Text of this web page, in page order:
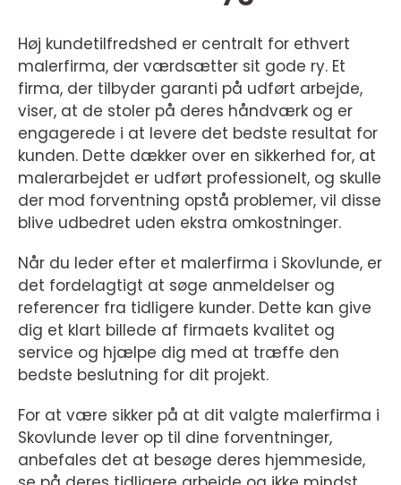
Høj kundetilfredshed er centralt for ethvert
malerfirma, der værdsætter sit gode ry. Et
firma, der tilbyder garanti på udført arbejde,
viser, at de stoler på deres håndværk og er
engagerede i at levere det bedste resultat for
kunden. Dette dækker over en sikkerhed for, at
malerarbejdet er udført professionelt, og skulle
der mod forventning opstå problemer, vil disse
blive udbedret uden ekstra omkostninger.
Når du leder efter et malerfirma i Skovlunde, er
det fordelagtigt at søge anmeldelser og
referencer fra tidligere kunder. Dette kan give
dig et klart billede af firmaets kvalitet og
service og hjælpe dig med at træffe den
bedste beslutning for dit projekt.
For at være sikker på at dit valgte malerfirma i
Skovlunde lever op til dine forventninger,
anbefales det at besøge deres hjemmeside,